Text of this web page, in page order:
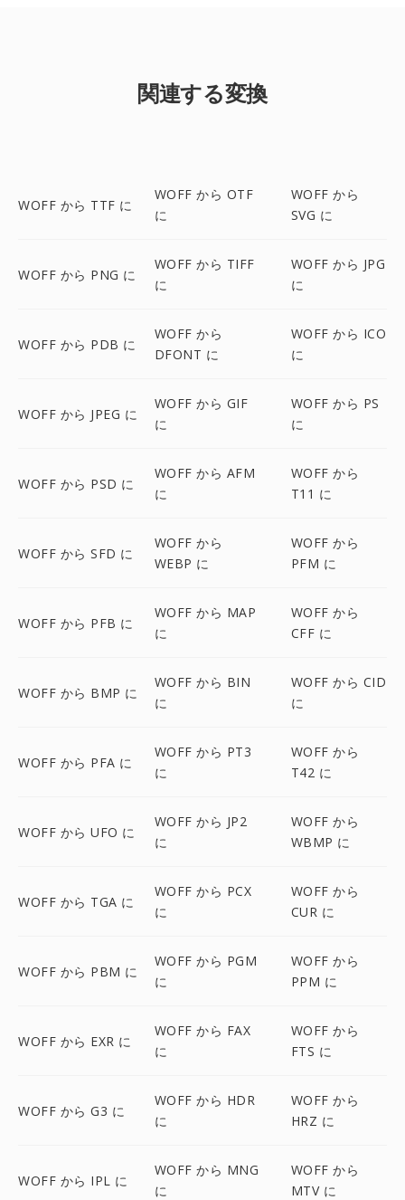
関連する変換
WOFF から TTF に
WOFF から OTF
に
WOFF から
SVG に
WOFF から PNG に
WOFF から TIFF
に
WOFF から JPG
に
WOFF から PDB に
WOFF から
DFONT に
WOFF から ICO
に
WOFF から JPEG に
WOFF から GIF
に
WOFF から PS
に
WOFF から PSD に
WOFF から AFM
に
WOFF から
T11 に
WOFF から SFD に
WOFF から
WEBP に
WOFF から
PFM に
WOFF から PFB に
WOFF から MAP
に
WOFF から
CFF に
WOFF から BMP に
WOFF から BIN
に
WOFF から CID
に
WOFF から PFA に
WOFF から PT3
に
WOFF から
T42 に
WOFF から UFO に
WOFF から JP2
に
WOFF から
WBMP に
WOFF から TGA に
WOFF から PCX
に
WOFF から
CUR に
WOFF から PBM に
WOFF から PGM
に
WOFF から
PPM に
WOFF から EXR に
WOFF から FAX
に
WOFF から
FTS に
WOFF から G3 に
WOFF から HDR
に
WOFF から
HRZ に
WOFF から IPL に
WOFF から MNG
に
WOFF から
MTV に